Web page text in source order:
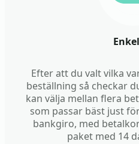
Efter att du valt vilka
beställning så checkar
kan välja mellan flera
som passar bäst just
bankgiro, med
paket med 14